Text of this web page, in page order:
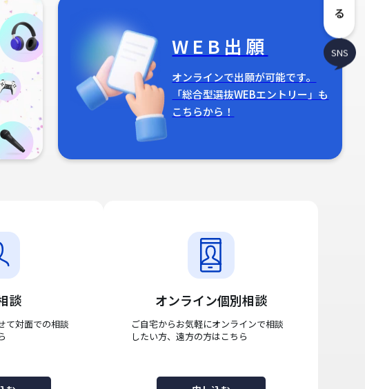
WEB出願
オンラインで出願が可能です。
「総合型選抜WEBエントリー」も
こちらから！
談
て対面での相談
オンライン個別相談
ご自宅からお気軽にオンラインで相談
したい方、遠方の方はこちら
SNS